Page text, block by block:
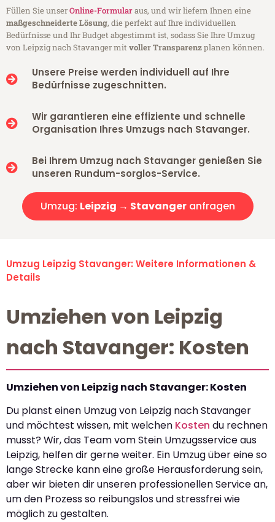
Füllen Sie unserOnline-Formularaus, und wir liefern Ihnen eine
maßgeschneiderte Lösung, die perfekt auf Ihre individuellen
Bedürfnisse und Ihr Budget abgestimmt ist, sodass Sie Ihre Umzug
von Leipzig nach Stavanger mitvoller Transparenzplanen können.
Unsere Preise werden individuell auf Ihre
Bedürfnisse zugeschnitten.
Wir garantieren eine effiziente und schnelle
Organisation Ihres Umzugs nach Stavanger.
Bei Ihrem Umzug nach Stavanger genießen Sie
unseren Rundum-sorglos-Service.
Umzug: Leipzig → Stavangeranfragen
Umzug Leipzig Stavanger: Weitere Informationen &
Details
Umziehen von Leipzig
nach Stavanger: Kosten
Umziehen von Leipzig nach Stavanger: Kosten
Du planst einen Umzug von Leipzig nach Stavanger
und möchtest wissen, mit welchen Kosten du rechnen
musst? Wir, das Team vom Stein Umzugsservice aus
Leipzig, helfen dir gerne weiter. Ein Umzug über eine so
lange Strecke kann eine große Herausforderung sein,
aber wir bieten dir unseren professionellen Service an,
um den Prozess so reibungslos und stressfrei wie
möglich zu gestalten.